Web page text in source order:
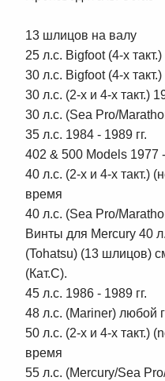
13 шлицов на валу
25 л.с. Bigfoot (4-х такт.)
30 л.с. Bigfoot (4-х
30 л.с. (2-х и 4-х такт.)
30 л.с. (Sea Pro/
35 л.с. 1984 - 1989 гг.
402 & 500 Models 1977 -
40 л.с. (2-х и 4-х такт.)
время
40 л.с. (Sea Pro/
Винты для Mercury 40
(Tohatsu) (13 шлицов)
(Кат.С).
45 л.с. 1986 - 1989 гг.
48 л.с. (Mariner) любой
50 л.с. (2-х и 4-х такт.)
время
55 л.с. (Mercury/Sea